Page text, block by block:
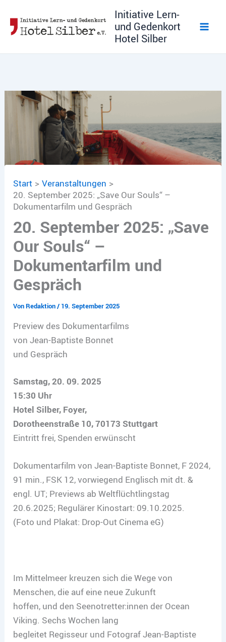
Inhalt
springen
Initiative Lern-
und Gedenkort
Hotel Silber
Start
Veranstaltungen
20. September 2025: „Save Our Souls“ –
Dokumentarfilm und Gespräch
20. September 2025: „Save
Our Souls“ –
Dokumentarfilm und
Gespräch
VonRedaktion/ 19. September 2025
Preview des Dokumentarfilms
von Jean-Baptiste Bonnet
und Gespräch
Samstag, 20. 09. 2025
15:30 Uhr
Hotel Silber, Foyer,
Dorotheenstraße 10, 70173 Stuttgart
Eintritt frei, Spenden erwünscht
Dokumentarfilm von Jean-Baptiste Bonnet, F 2024,
91 min., FSK 12, vorwiegend Englisch mit dt. &
engl. UT; Previews ab Weltflüchtlingstag
20.6.2025; Regulärer Kinostart: 09.10.2025.
(Foto und Plakat: Drop-Out Cinema eG)
Im Mittelmeer kreuzen sich die Wege von
Menschen, die auf eine neue Zukunft
hoffen, und den Seenotretter:innen der Ocean
Viking. Sechs Wochen lang
begleitet Regisseur und Fotograf Jean-Baptiste